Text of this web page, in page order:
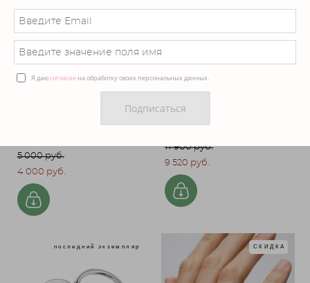
5 000 pуб.
4 000 pуб.
11 900 pуб.
9 520 pуб.
последний экземпляр СКИДКА
Я даюсогласие на обработку своих персональных данных.